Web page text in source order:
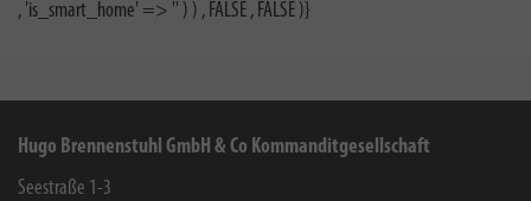
, 'is_smart_home' => '' ) ) , FALSE , FALSE )}
Hugo Brennenstuhl GmbH & Co Kommanditgesellschaft
Seestraße 1-3